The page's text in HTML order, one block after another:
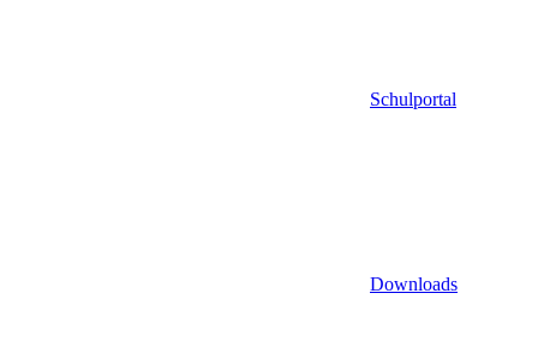
Schulportal
Downloads